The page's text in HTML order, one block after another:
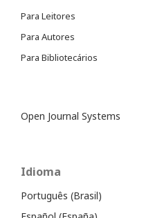
Para Leitores
Para Autores
Para Bibliotecários
Open Journal Systems
Idioma
Português (Brasil)